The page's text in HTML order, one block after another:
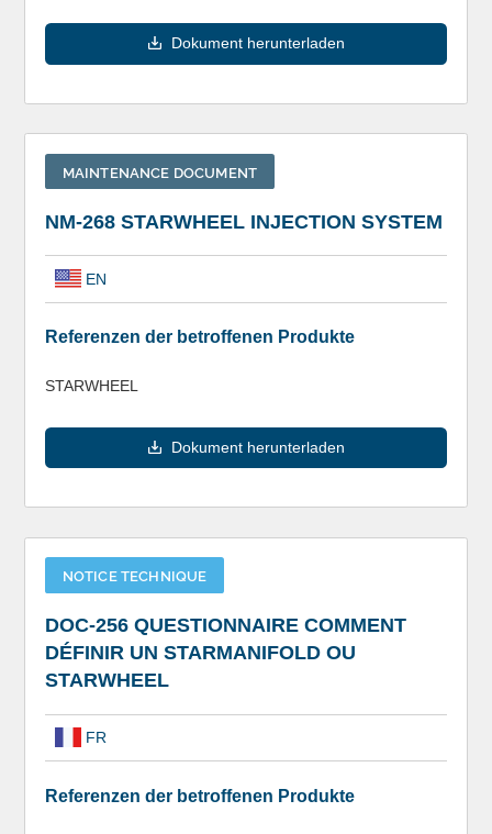
Dokument herunterladen
MAINTENANCE DOCUMENT
NM-268 STARWHEEL INJECTION SYSTEM
EN
Referenzen der betroffenen Produkte
STARWHEEL
Dokument herunterladen
NOTICE TECHNIQUE
DOC-256 QUESTIONNAIRE COMMENT
DÉFINIR UN STARMANIFOLD OU
STARWHEEL
FR
Referenzen der betroffenen Produkte